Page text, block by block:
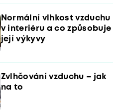
Normální vlhkost vzduchu
v interiéru a co způsobuje
její výkyvy
Zvlhčování vzduchu – jak
na to